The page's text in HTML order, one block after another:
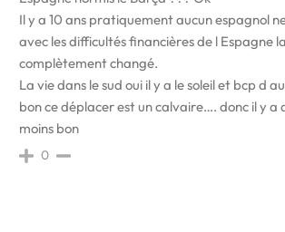
Il y a 10 ans pratiquement aucun espagnol
avec les difficultés financières de l Espagne
complètement changé.
La vie dans le sud oui il y a le soleil et bcp d
bon ce déplacer est un calvaire…. donc il y a
moins bon
0